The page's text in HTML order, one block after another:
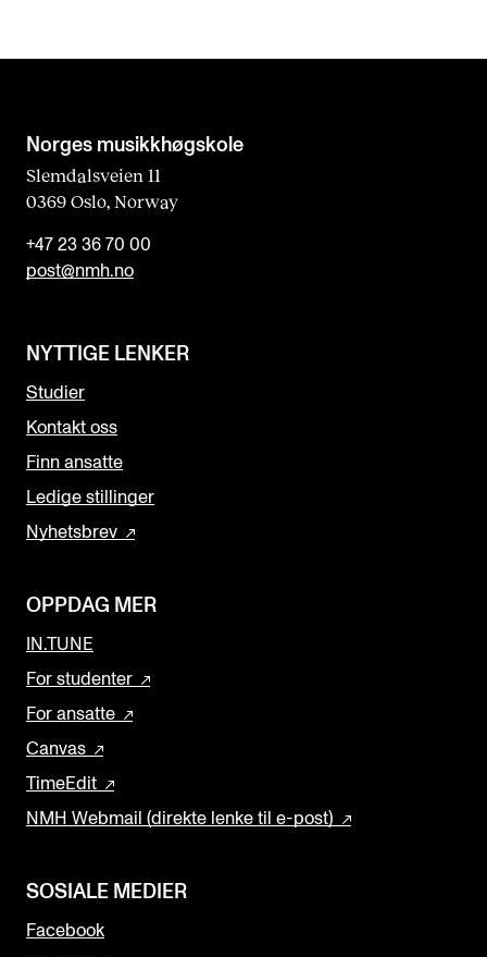
Norges musikk­høgskole
Slemdalsveien 11
0369 Oslo, Norway
+47 23 36 70 00
post@nmh.no
NYTTIGE LENKER
Studier
Kontakt oss
Finn ansatte
Ledige stillinger
Nyhetsbrev
OPPDAG MER
IN.TUNE
For studenter
For ansatte
Canvas
TimeEdit
NMH Webmail (direkte lenke til e-post)
SOSIALE MEDIER
Facebook